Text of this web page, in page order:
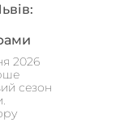
2026
сезон